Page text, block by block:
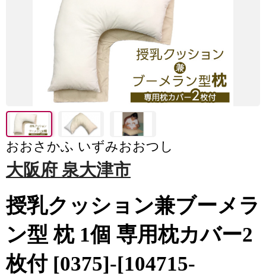
おおさかふ いずみおおつし
大阪府 泉大津市
授乳クッション兼ブーメラ
ン型 枕 1個 専用枕カバー2
枚付 [0375]-[104715-